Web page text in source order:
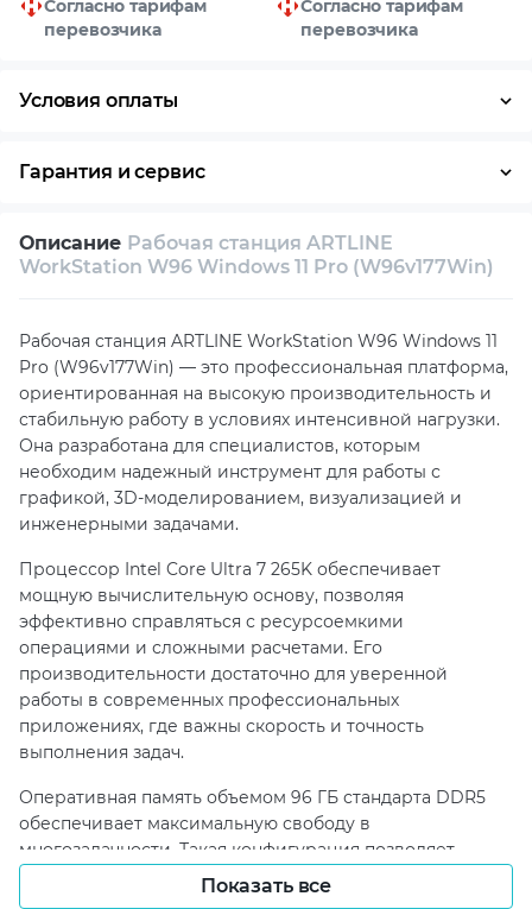
Согласно тарифам
перевозчика
Согласно тарифам
перевозчика
Условия оплаты
Гарантия и сервис
Возврат и обмен в течение 14 дней
Техническая поддержка Консультация
Описание Рабочая станция ARTLINE
WorkStation W96 Windows 11 Pro (W96v177Win)
Рабочая станция ARTLINE WorkStation W96 Windows 11
Pro (W96v177Win) — это профессиональная платформа,
ориентированная на высокую производительность и
стабильную работу в условиях интенсивной нагрузки.
Она разработана для специалистов, которым
необходим надежный инструмент для работы с
графикой, 3D-моделированием, визуализацией и
инженерными задачами.
Процессор Intel Core Ultra 7 265K обеспечивает
мощную вычислительную основу, позволяя
эффективно справляться с ресурсоемкими
операциями и сложными расчетами. Его
производительности достаточно для уверенной
работы в современных профессиональных
приложениях, где важны скорость и точность
выполнения задач.
Оперативная память объемом 96 ГБ стандарта DDR5
обеспечивает максимальную свободу в
многозадачности. Такая конфигурация позволяет
одновременно работать с несколькими тяжелыми
проектами, обрабатывать большие массивы данных и
Показать все